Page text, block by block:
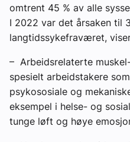
omtrent 45 % av alle
I 2022 var det årsaken til
langtidssykefraværet,
– Arbeidsrelaterte
spesielt arbeidstakere
psykososiale og
eksempel i helse- og
tunge løft og høye